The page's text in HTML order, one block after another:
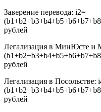
Заверение перевода: i2=
рублей
Легализация в МинЮсте
рублей
Легализация в Посольстве:
рублей